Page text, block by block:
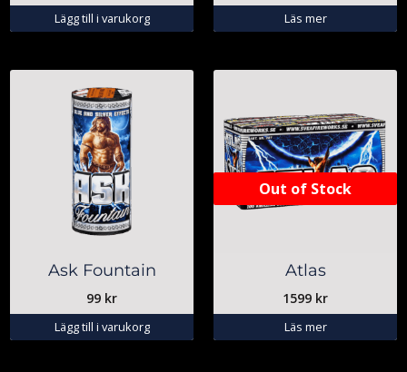
Lägg till i varukorg Läs mer
Ask Fountain
99 kr
Lägg till i varukorg
Out of Stock
Atlas
1599 kr
Läs mer